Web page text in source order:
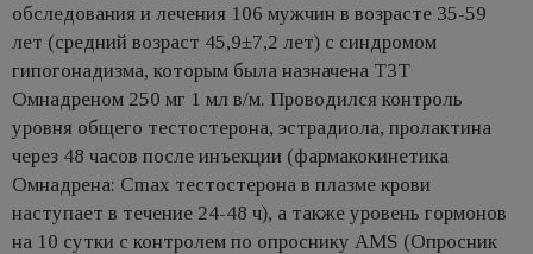
обследования и лечения 106 мужчин в возрасте 35-59
лет (средний возраст 45,9±7,2 лет) с синдромом
гипогонадизма, которым была назначена ТЗТ
Омнадреном 250 мг 1 мл в/м. Проводился контроль
уровня общего тестостерона, эстрадиола, пролактина
через 48 часов после инъекции (фармакокинетика
Омнадрена: Cmax тестостерона в плазме крови
наступает в течение 24-48 ч), а также уровень гормонов
на 10 сутки с контролем по опроснику AMS (Опросник